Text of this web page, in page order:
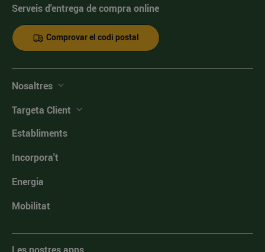
Serveis d'entrega de compra online
Comprovar el codi postal
Nosaltres
Targeta Client
Establiments
Incorpora't
Energia
Mobilitat